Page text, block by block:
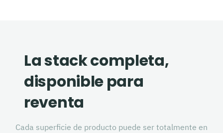
La stack completa,
disponible para
reventa
Cada superficie de producto puede ser totalmente en